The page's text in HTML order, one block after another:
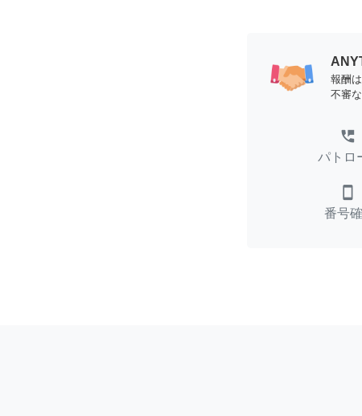
報酬
不審
perm_phone_msg
パトロ
smartphone
番号